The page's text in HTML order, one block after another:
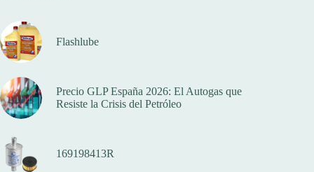
Flashlube
Precio GLP España 2026: El Autogas que
Resiste la Crisis del Petróleo
169198413R